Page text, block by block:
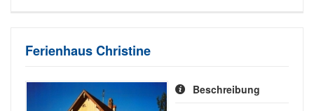
Ferienhaus Christine
Beschreibung